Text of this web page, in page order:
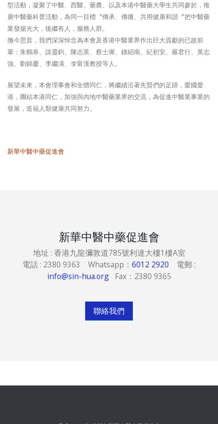
型活動，凝聚了中醫、西醫、藥農、以及本港中醫藥大學生共同參於，推
廣中醫藥科普活動，為同一目標〝傳承、傳播、共用健康和諧〞把中醫藥
業發揚光大，後繼有人，服務人群。
撫今思昔，我們深深悼念為本會及香港中醫業界作出巨大貢獻的已故前
輩：朱鶴阜、談靈鈞、陳志英、蔡士墀、鍾紹南、紀初安、嚴君行、黃志
強、劉錦慶、李繼濤、李甯漢教授等人。
展望未來，本會理事會和全體同仁，將繼續沿著先賢們的足跡，愛國愛
港，團結本港同仁，加強與內地中醫藥業界的交流，為促進中醫業事業的
發展，造福人類健康共同努力。
新華中醫中藥促進會
新華中醫中藥促進會
地址 : 香港九龍彌敦道785號利達大樓1樓A室
電話 : 2380 9363 Whatsapp： 6012 2920 電郵 :
info@sin-hua.orgFax：2380 9365
聯絡我們